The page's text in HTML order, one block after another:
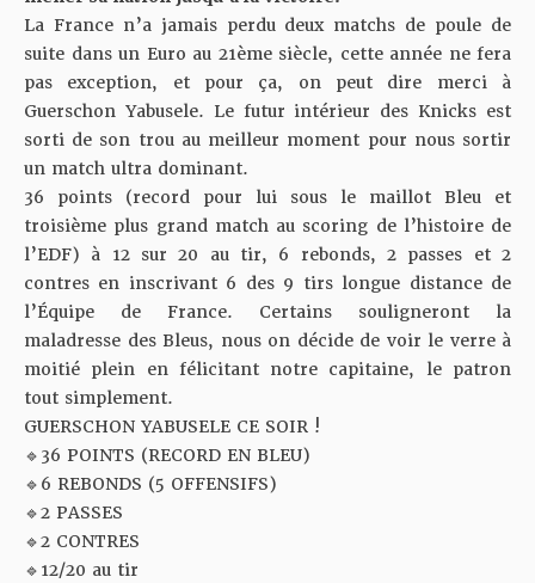
La France n’a jamais perdu deux matchs de poule de
suite dans un Euro au 21ème siècle, cette année ne fera
pas exception, et pour ça, on peut dire merci à
Guerschon Yabusele. Le futur intérieur des Knicks est
sorti de son trou au meilleur moment pour nous sortir
un match ultra dominant.
36 points (record pour lui sous le maillot Bleu et
troisième plus grand match au scoring de l’histoire de
l’EDF) à 12 sur 20 au tir, 6 rebonds, 2 passes et 2
contres en inscrivant 6 des 9 tirs longue distance de
l’Équipe de France. Certains souligneront la
maladresse des Bleus, nous on décide de voir le verre à
moitié plein en félicitant notre capitaine, le patron
tout simplement.
GUERSCHON YABUSELE CE SOIR !
🔹36 POINTS (RECORD EN BLEU)
🔹6 REBONDS (5 OFFENSIFS)
🔹2 PASSES
🔹2 CONTRES
🔹12/20 au tir